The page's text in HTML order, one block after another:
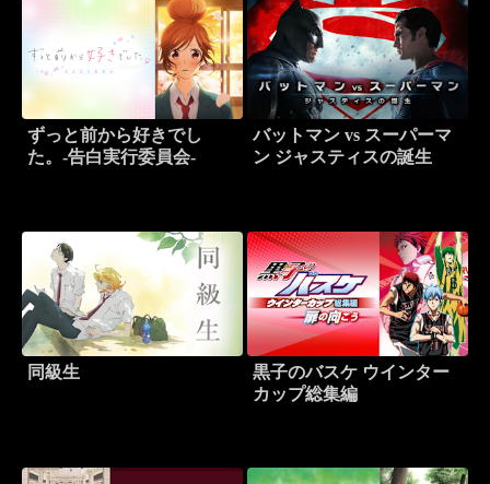
ずっと前から好きでし
た。-告白実行委員会-
バットマン vs スーパーマ
ン ジャスティスの誕生
同級生
黒子のバスケ ウインター
カップ総集編